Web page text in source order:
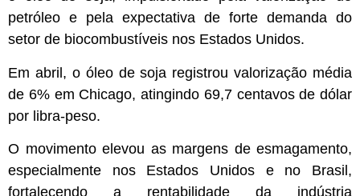
petróleo e pela expectativa de forte demanda do
setor de biocombustíveis nos Estados Unidos.
Em abril, o óleo de soja registrou valorização média
de 6% em Chicago, atingindo 69,7 centavos de dólar
por libra-peso.
O movimento elevou as margens de esmagamento,
especialmente nos Estados Unidos e no Brasil,
fortalecendo a rentabilidade da indústria